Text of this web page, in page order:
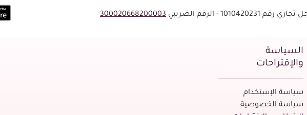
- الرقم الضريبي 300020668200003
السياسة
والإقتراحات
سياسة الإستخدام
سياسة الخصوصية